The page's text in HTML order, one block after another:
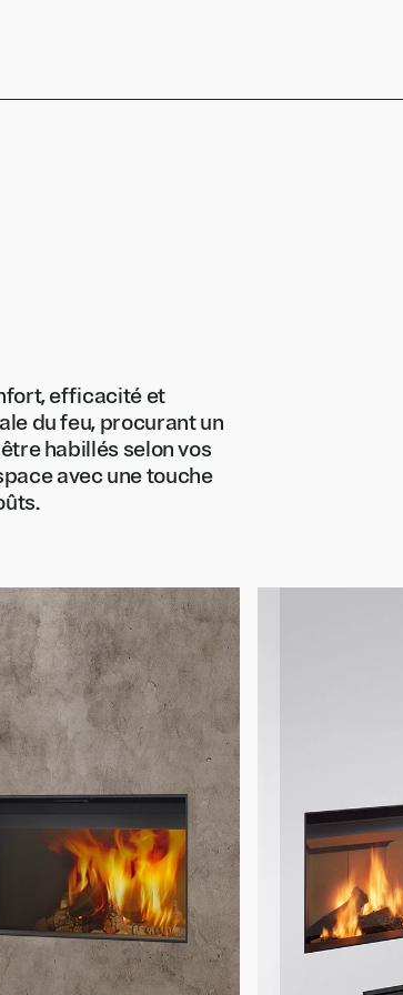
efficacité et
du feu, procurant un
habillés selon vos
avec une touche